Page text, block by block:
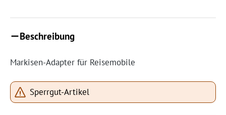
Beschreibung
Markisen-Adapter für Reisemobile
Sperrgut-Artikel